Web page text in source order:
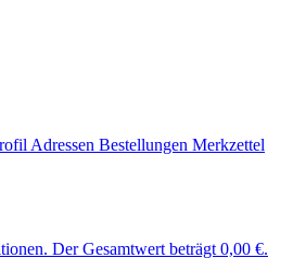
Adressen Bestellungen Merkzettel
Der Gesamtwert beträgt 0,00 €.